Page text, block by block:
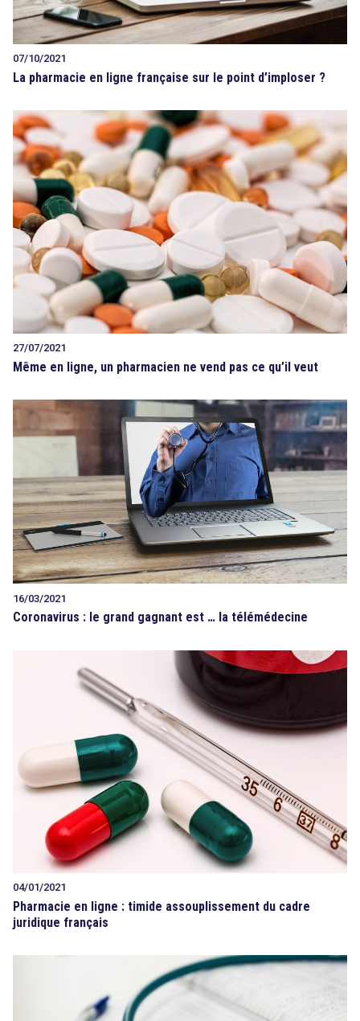
07/10/2021
La pharmacie en ligne française sur le point d’imploser ?
27/07/2021
Même en ligne, un pharmacien ne vend pas ce qu’il veut
16/03/2021
Coronavirus : le grand gagnant est … la télémédecine
04/01/2021
Pharmacie en ligne : timide assouplissement du cadre
juridique français